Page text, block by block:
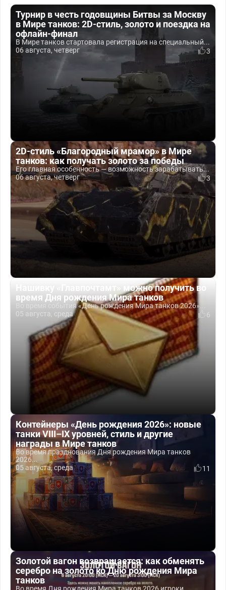
Турнир в честь годовщины Битвы за Москву
в Мире танков: 2D-стиль, золото и поездка на
офлайн-финал
В Мире танков стартовала регистрация на специальный...
06 августа, четверг
3
2D-стиль «Благородный мрамор» в Мире
танков: как получать золото за победы
Его главная особенность — возможность зарабатывать...
06 августа, четверг
3
Нашивку «Главпочтамт» можно получить во
время Дня рождения Мира танков
Во время события «День рождения Мира танков 2026»...
05 августа, среда
6
Контейнеры «День рождения 2026»: новые
танки VIII–IX уровней, стиль и другие
награды в Мире танков
Во время празднования Дня рождения Мира танков
2026...
05 августа, среда
11
Золотой вагон возвращается: как обменять
серебро на золото ко Дню рождения Мира
танков